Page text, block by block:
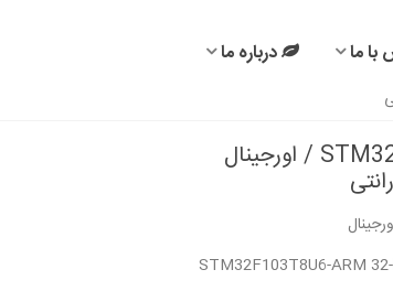
با ما درباره ما
میکروکنترلر STM32F103T8U6 / اورجینال
STM32F103T8U6-ARM